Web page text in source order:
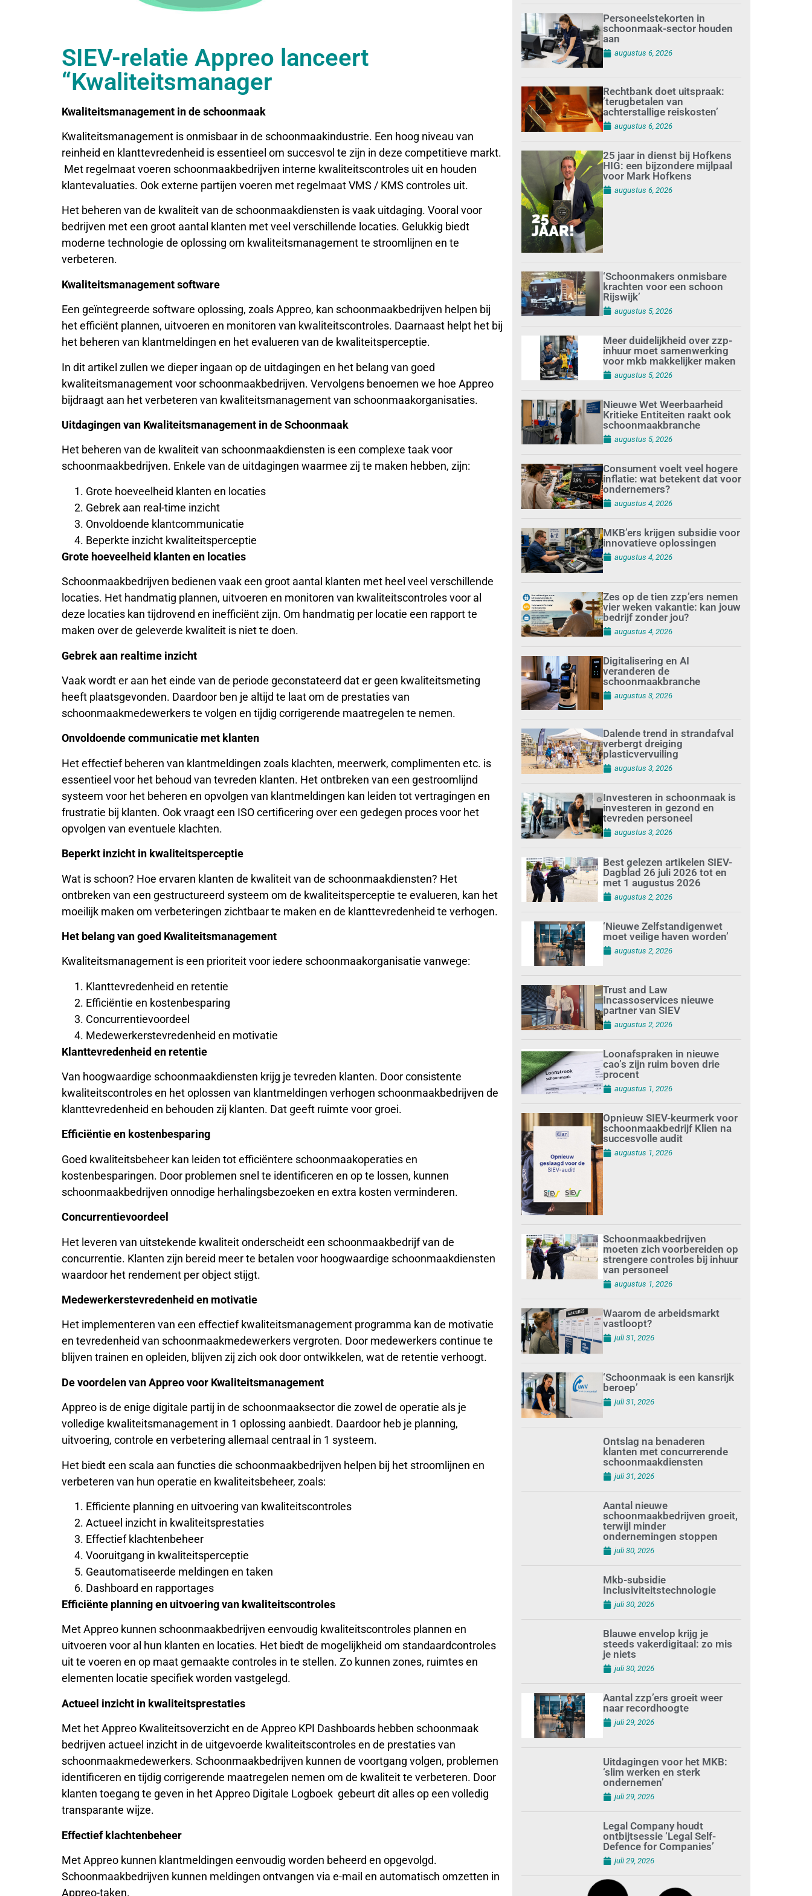
SIEV-relatie Appreo lanceert
“Kwaliteitsmanager
Kwaliteitsmanagement in de schoonmaak
Kwaliteitsmanagement is onmisbaar in de schoonmaakindustrie. Een hoog niveau van
reinheid en klanttevredenheid is essentieel om succesvol te zijn in deze competitieve markt.
Met regelmaat voeren schoonmaakbedrijven interne kwaliteitscontroles uit en houden
klantevaluaties. Ook externe partijen voeren met regelmaat VMS / KMS controles uit.
Het beheren van de kwaliteit van de schoonmaakdiensten is vaak uitdaging. Vooral voor
bedrijven met een groot aantal klanten met veel verschillende locaties. Gelukkig biedt
moderne technologie de oplossing om kwaliteitsmanagement te stroomlijnen en te
verbeteren.
Kwaliteitsmanagement software
Een geïntegreerde software oplossing, zoals Appreo, kan schoonmaakbedrijven helpen bij
het efficiënt plannen, uitvoeren en monitoren van kwaliteitscontroles. Daarnaast helpt het bij
het beheren van klantmeldingen en het evalueren van de kwaliteitsperceptie.
In dit artikel zullen we dieper ingaan op de uitdagingen en het belang van goed
kwaliteitsmanagement voor schoonmaakbedrijven. Vervolgens benoemen we hoe Appreo
bijdraagt aan het verbeteren van kwaliteitsmanagement van schoonmaakorganisaties.
Uitdagingen van Kwaliteitsmanagement in de Schoonmaak
Het beheren van de kwaliteit van schoonmaakdiensten is een complexe taak voor
schoonmaakbedrijven. Enkele van de uitdagingen waarmee zij te maken hebben, zijn:
Grote hoeveelheid klanten en locaties
Gebrek aan real-time inzicht
Onvoldoende klantcommunicatie
Beperkte inzicht kwaliteitsperceptie
Grote hoeveelheid klanten en locaties
Schoonmaakbedrijven bedienen vaak een groot aantal klanten met heel veel verschillende
locaties. Het handmatig plannen, uitvoeren en monitoren van kwaliteitscontroles voor al
deze locaties kan tijdrovend en inefficiënt zijn. Om handmatig per locatie een rapport te
maken over de geleverde kwaliteit is niet te doen.
Gebrek aan realtime inzicht
Vaak wordt er aan het einde van de periode geconstateerd dat er geen kwaliteitsmeting
heeft plaatsgevonden. Daardoor ben je altijd te laat om de prestaties van
schoonmaakmedewerkers te volgen en tijdig corrigerende maatregelen te nemen.
Onvoldoende communicatie met klanten
Het effectief beheren van klantmeldingen zoals klachten, meerwerk, complimenten etc. is
essentieel voor het behoud van tevreden klanten. Het ontbreken van een gestroomlijnd
systeem voor het beheren en opvolgen van klantmeldingen kan leiden tot vertragingen en
frustratie bij klanten. Ook vraagt een ISO certificering over een gedegen proces voor het
opvolgen van eventuele klachten.
Beperkt inzicht in kwaliteitsperceptie
Wat is schoon? Hoe ervaren klanten de kwaliteit van de schoonmaakdiensten? Het
ontbreken van een gestructureerd systeem om de kwaliteitsperceptie te evalueren, kan het
moeilijk maken om verbeteringen zichtbaar te maken en de klanttevredenheid te verhogen.
Het belang van goed Kwaliteitsmanagement
Kwaliteitsmanagement is een prioriteit voor iedere schoonmaakorganisatie vanwege:
Klanttevredenheid en retentie
Efficiëntie en kostenbesparing
Concurrentievoordeel
Medewerkerstevredenheid en motivatie
Klanttevredenheid en retentie
Van hoogwaardige schoonmaakdiensten krijg je tevreden klanten. Door consistente
kwaliteitscontroles en het oplossen van klantmeldingen verhogen schoonmaakbedrijven de
klanttevredenheid en behouden zij klanten. Dat geeft ruimte voor groei.
Efficiëntie en kostenbesparing
Goed kwaliteitsbeheer kan leiden tot efficiëntere schoonmaakoperaties en
kostenbesparingen. Door problemen snel te identificeren en op te lossen, kunnen
schoonmaakbedrijven onnodige herhalingsbezoeken en extra kosten verminderen.
Concurrentievoordeel
Het leveren van uitstekende kwaliteit onderscheidt een schoonmaakbedrijf van de
concurrentie. Klanten zijn bereid meer te betalen voor hoogwaardige schoonmaakdiensten
waardoor het rendement per object stijgt.
Medewerkerstevredenheid en motivatie
Het implementeren van een effectief kwaliteitsmanagement programma kan de motivatie
en tevredenheid van schoonmaakmedewerkers vergroten. Door medewerkers continue te
blijven trainen en opleiden, blijven zij zich ook door ontwikkelen, wat de retentie verhoogt.
De voordelen van Appreo voor Kwaliteitsmanagement
Appreo is de enige digitale partij in de schoonmaaksector die zowel de operatie als je
volledige kwaliteitsmanagement in 1 oplossing aanbiedt. Daardoor heb je planning,
uitvoering, controle en verbetering allemaal centraal in 1 systeem.
Het biedt een scala aan functies die schoonmaakbedrijven helpen bij het stroomlijnen en
verbeteren van hun operatie en kwaliteitsbeheer, zoals:
Efficiente planning en uitvoering van kwaliteitscontroles
Actueel inzicht in kwaliteitsprestaties
Effectief klachtenbeheer
Vooruitgang in kwaliteitsperceptie
Geautomatiseerde meldingen en taken
Dashboard en rapportages
Efficiënte planning en uitvoering van kwaliteitscontroles
Met Appreo kunnen schoonmaakbedrijven eenvoudig kwaliteitscontroles plannen en
uitvoeren voor al hun klanten en locaties. Het biedt de mogelijkheid om standaardcontroles
uit te voeren en op maat gemaakte controles in te stellen. Zo kunnen zones, ruimtes en
elementen locatie specifiek worden vastgelegd.
Actueel inzicht in kwaliteitsprestaties
Met het Appreo Kwaliteitsoverzicht en de Appreo KPI Dashboards hebben schoonmaak
bedrijven actueel inzicht in de uitgevoerde kwaliteitscontroles en de prestaties van
schoonmaakmedewerkers. Schoonmaakbedrijven kunnen de voortgang volgen, problemen
identificeren en tijdig corrigerende maatregelen nemen om de kwaliteit te verbeteren. Door
klanten toegang te geven in het Appreo Digitale Logboek gebeurt dit alles op een volledig
transparante wijze.
Effectief klachtenbeheer
Met Appreo kunnen klantmeldingen eenvoudig worden beheerd en opgevolgd.
Schoonmaakbedrijven kunnen meldingen ontvangen via e-mail en automatisch omzetten in
Appreo-taken.
Personeelstekorten in
schoonmaak-sector houden
aan
augustus 6, 2026
Rechtbank doet uitspraak:
’terugbetalen van
achterstallige reiskosten’
augustus 6, 2026
25 jaar in dienst bij Hofkens
HIG: een bijzondere mijlpaal
voor Mark Hofkens
augustus 6, 2026
‘Schoonmakers onmisbare
krachten voor een schoon
Rijswijk’
augustus 5, 2026
Meer duidelijkheid over zzp-
inhuur moet samenwerking
voor mkb makkelijker maken
augustus 5, 2026
Nieuwe Wet Weerbaarheid
Kritieke Entiteiten raakt ook
schoonmaakbranche
augustus 5, 2026
Consument voelt veel hogere
inflatie: wat betekent dat voor
ondernemers?
augustus 4, 2026
MKB’ers krijgen subsidie voor
innovatieve oplossingen
augustus 4, 2026
Zes op de tien zzp’ers nemen
vier weken vakantie: kan jouw
bedrijf zonder jou?
augustus 4, 2026
Digitalisering en AI
veranderen de
schoonmaakbranche
augustus 3, 2026
Dalende trend in strandafval
verbergt dreiging
plasticvervuiling
augustus 3, 2026
Investeren in schoonmaak is
investeren in gezond en
tevreden personeel
augustus 3, 2026
Best gelezen artikelen SIEV-
Dagblad 26 juli 2026 tot en
met 1 augustus 2026
augustus 2, 2026
‘Nieuwe Zelfstandigenwet
moet veilige haven worden’
augustus 2, 2026
Trust and Law
Incassoservices nieuwe
partner van SIEV
augustus 2, 2026
Loonafspraken in nieuwe
cao’s zijn ruim boven drie
procent
augustus 1, 2026
Opnieuw SIEV-keurmerk voor
schoonmaakbedrijf Klien na
succesvolle audit
augustus 1, 2026
Schoonmaakbedrijven
moeten zich voorbereiden op
strengere controles bij inhuur
van personeel
augustus 1, 2026
Waarom de arbeidsmarkt
vastloopt?
juli 31, 2026
‘Schoonmaak is een kansrijk
beroep’
juli 31, 2026
Ontslag na benaderen
klanten met concurrerende
schoonmaakdiensten
juli 31, 2026
Aantal nieuwe
schoonmaakbedrijven groeit,
terwijl minder
ondernemingen stoppen
Mkb-subsidie
Inclusiviteitstechnologie
Blauwe envelop krijg je
steeds vakerdigitaal: zo mis
je niets
Aantal zzp’ers groeit weer
naar recordhoogte
Uitdagingen voor het MKB:
‘slim werken en sterk
ondernemen’
Legal Company houdt
ontbijtsessie ‘Legal Self-